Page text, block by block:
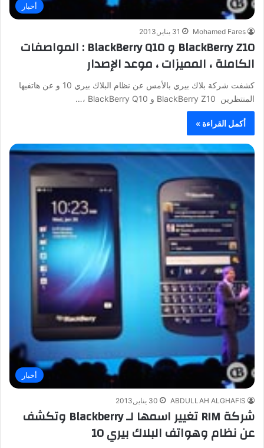
أخبار
Mohamed Fares 31 يناير,2013
BlackBerry Z10 و BlackBerry Q10 : المواصفات
الكاملة ، المميزات ، موعد الإصدار
كشفت شركة بلاك بيري بالأمس عن نظام البلاك بيري 10 و عن هاتفيها
المنتظرين BlackBerry Z10 و BlackBerry Q10 ،…
أكمل القراءة »
أخبار
ABDULLAH ALGHAFIS 30 يناير,2013
شركة RIM تغيير اسمها لـ Blackberry وتكشف
عن نظام وهواتف البلاك بيري 10